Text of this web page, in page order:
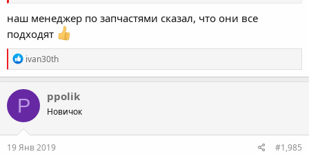
наш менеджер по запчастями сказал, что они все
подходят
R
e
a
c
t
o
n
s
ivan30th
P ppolik
Новичок
19 Янв 2019 #1,985